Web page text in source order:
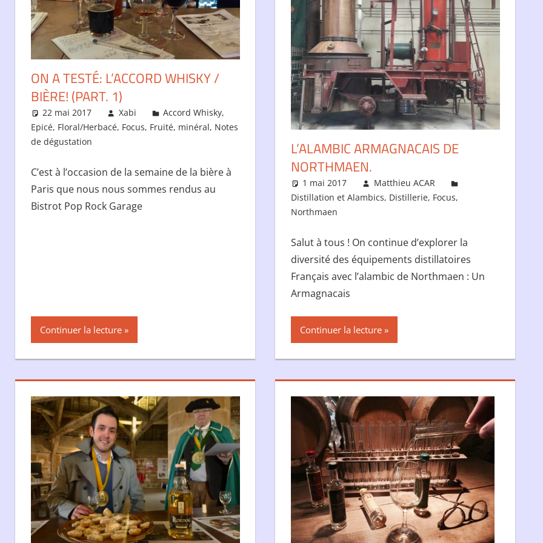
ON A TESTÉ: L’ACCORD WHISKY /
BIÈRE! (PART. 1)
22 mai 2017 Xabi Accord Whisky,
Epicé, Floral/Herbacé, Focus, Fruité, minéral, Notes
de dégustation
C’est à l’occasion de la semaine de la bière à
Paris que nous nous sommes rendus au
Bistrot Pop Rock Garage
Continuer la lecture
L’ALAMBIC ARMAGNACAIS DE
NORTHMAEN.
1 mai 2017
Matthieu ACAR
Distillation et Alambics, Distillerie, Focus,
Northmaen
Salut à tous ! On continue d’explorer la
diversité des équipements distillatoires
Français avec l’alambic de Northmaen : Un
Armagnacais
Continuer la lecture